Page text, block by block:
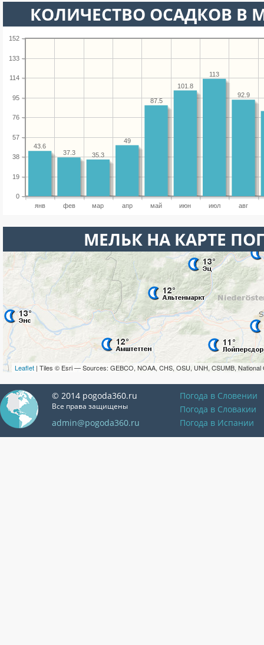
КОЛИЧЕСТВО ОСАДКОВ В
янв фев мар апр май июн июл авг
0
19
38
57
76
95
114
133
152
92.9
113
101.8
87.5
49
35.3
37.3
43.6
МЕЛЬК НА КАРТЕ
Leaflet | Tiles © Esri — Sources: GEBCO, NOAA, CHS, OSU, UNH, CSUMB, National
© 2014 pogoda360.ru
Все права защищены
admin@pogoda360.ru
Погода в Словении
Погода в Словакии
Погода в Испании